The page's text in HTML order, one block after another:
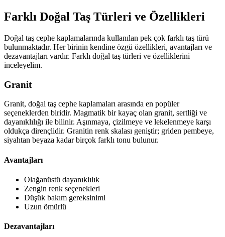
Farklı Doğal Taş Türleri ve Özellikleri
Doğal taş cephe kaplamalarında kullanılan pek çok farklı taş türü
bulunmaktadır. Her birinin kendine özgü özellikleri, avantajları ve
dezavantajları vardır. Farklı doğal taş türleri ve özelliklerini
inceleyelim.
Granit
Granit, doğal taş cephe kaplamaları arasında en popüler
seçeneklerden biridir. Magmatik bir kayaç olan granit, sertliği ve
dayanıklılığı ile bilinir. Aşınmaya, çizilmeye ve lekelenmeye karşı
oldukça dirençlidir. Granitin renk skalası geniştir; griden pembeye,
siyahtan beyaza kadar birçok farklı tonu bulunur.
Avantajları
Olağanüstü dayanıklılık
Zengin renk seçenekleri
Düşük bakım gereksinimi
Uzun ömürlü
Dezavantajları